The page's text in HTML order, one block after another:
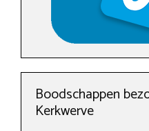
Boodschappen
Kerkwerve